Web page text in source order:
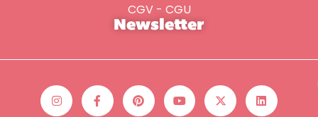
CGV - CGU
Newsletter